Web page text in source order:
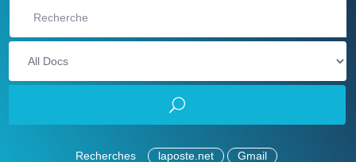
Recherches laposte.net Gmail